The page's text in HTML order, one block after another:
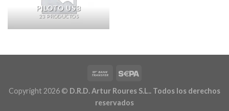
PILOTO USB
23 PRODUCTOS
Copyright 2026 © D.R.D. Artur Roures S.L.. Todos los derechos
reservados